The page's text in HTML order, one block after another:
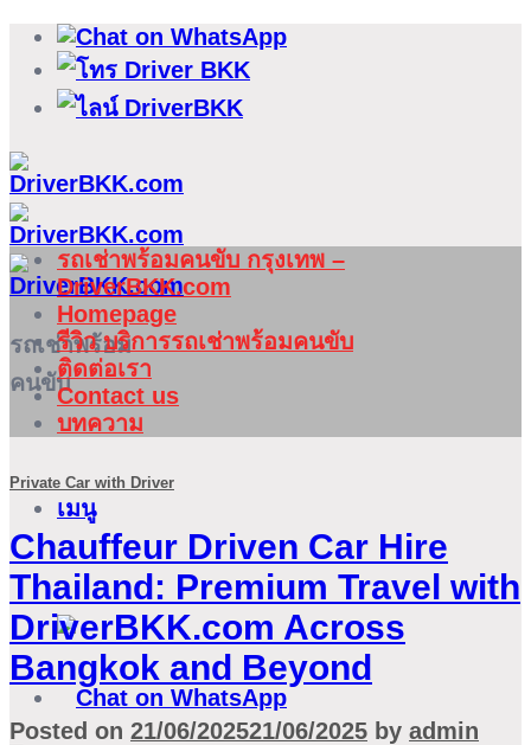
ข้าม
เนื้อหา
รถเช่าพร้อม
คนขับ
เมนู
รถเช่าพร้อมคนขับ กรุงเทพ –
DriverBKK.com
Homepage
รีวิว บริการรถเช่าพร้อมคนขับ
ติดต่อเรา
Contact us
บทความ
Private Car with Driver
Chauffeur Driven Car Hire
Thailand: Premium Travel with
DriverBKK.com Across
Bangkok and Beyond
Posted on 21/06/202521/06/2025 by admin